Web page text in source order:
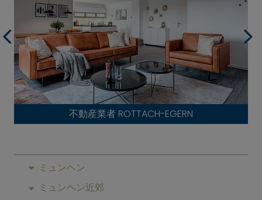
不動産業者 ROTTACH-EGERN
ミュンヘン
ミュンヘン近郊